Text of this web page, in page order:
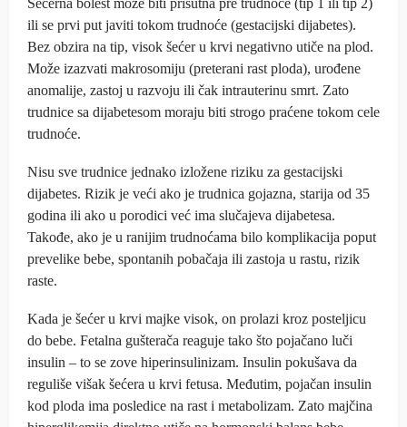
ili se prvi put javiti tokom trudnoće (gestacijski dijabetes).
Bez obzira na tip, visok šećer u krvi negativno utiče na plod.
Može izazvati makrosomiju (preterani rast ploda), urođene
anomalije, zastoj u razvoju ili čak intrauterinu smrt. Zato
trudnice sa dijabetesom moraju biti strogo praćene tokom cele
trudnoće.
Nisu sve trudnice jednako izložene riziku za gestacijski
dijabetes. Rizik je veći ako je trudnica gojazna, starija od 35
godina ili ako u porodici već ima slučajeva dijabetesa.
Takođe, ako je u ranijim trudnoćama bilo komplikacija poput
prevelike bebe, spontanih pobačaja ili zastoja u rastu, rizik
raste.
Kada je šećer u krvi majke visok, on prolazi kroz posteljicu
do bebe. Fetalna gušterača reaguje tako što pojačano luči
insulin – to se zove hiperinsulinizam. Insulin pokušava da
reguliše višak šećera u krvi fetusa. Međutim, pojačan insulin
kod ploda ima posledice na rast i metabolizam. Zato majčina